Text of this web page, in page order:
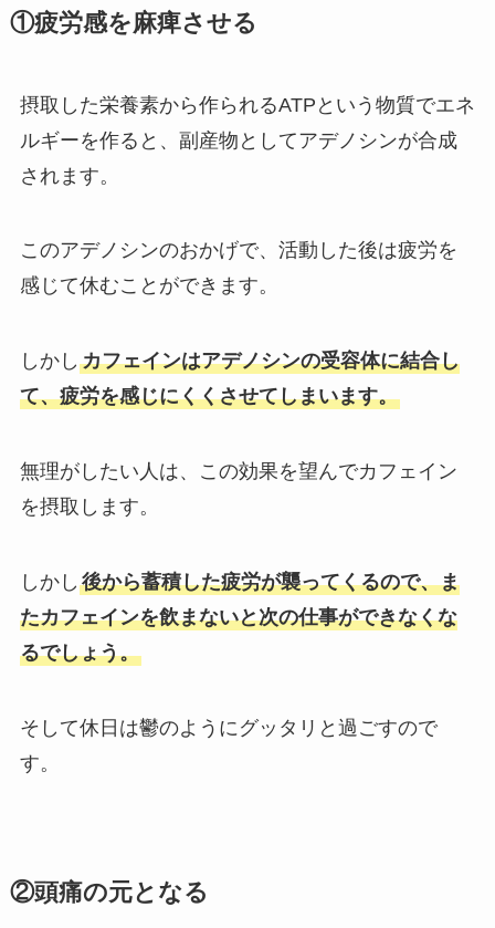
①疲労感を麻痺させる
摂取した栄養素から作られるATPという物質でエネ
ルギーを作ると、副産物としてアデノシンが合成
されます。
このアデノシンのおかげで、活動した後は疲労を
感じて休むことができます。
しかし カフェインはアデノシンの受容体に結合し
て、疲労を感じにくくさせてしまいます。
無理がしたい人は、この効果を望んでカフェイン
を摂取します。
しかし 後から蓄積した疲労が襲ってくるので、ま
たカフェインを飲まないと次の仕事ができなくな
るでしょう。
そして休日は鬱のようにグッタリと過ごすので
す。
②頭痛の元となる